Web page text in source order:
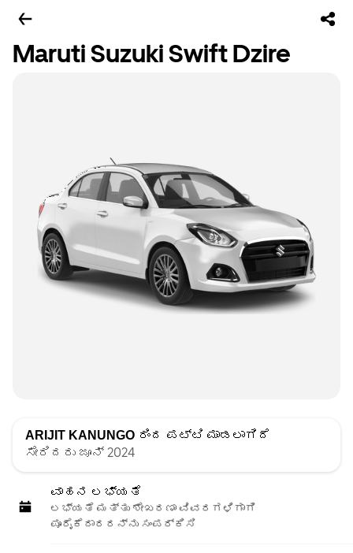
Maruti Suzuki Swift Dzire
ARIJIT KANUNGO ರಿಂದ ಪಟ್ಟಿ ಮಾಡಲಾಗಿದೆ
ಸೇರಿದರು ಜೂನ್ 2024
ವಾಹನ ಲಭ್ಯತೆ
ಲಭ್ಯತೆ ಮತ್ತು ಶೇಖರಣಾ ವಿವರಗಳಿಗಾಗಿ
ಪೂರೈಕೆದಾರರನ್ನು ಸಂಪರ್ಕಿಸಿ